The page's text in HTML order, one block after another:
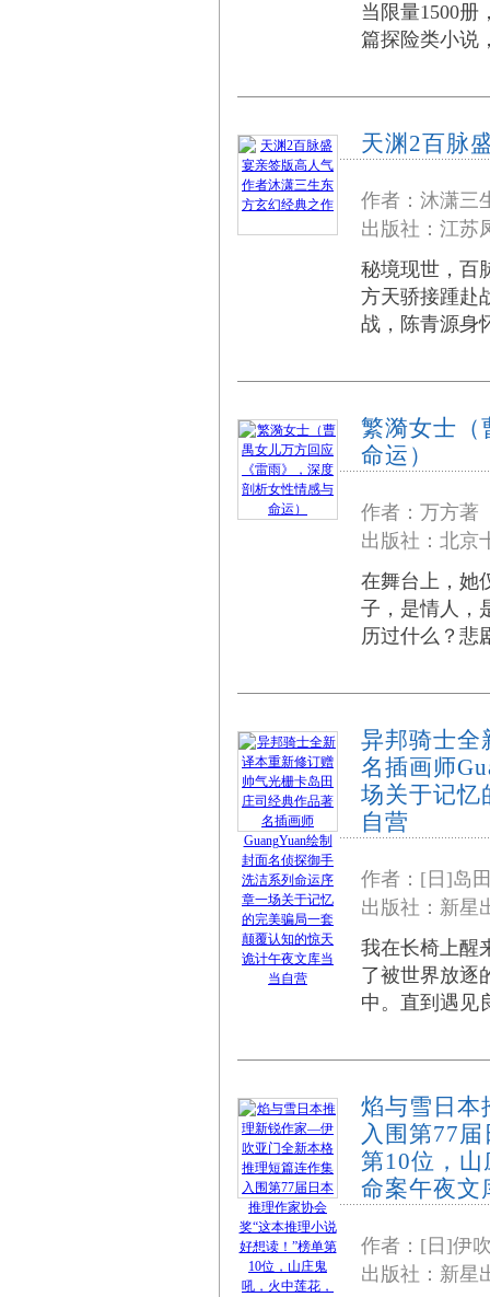
当限量1500册
篇探险类小说
天渊2百脉
作者：沐潇三
出版社：江
秘境现世，百
方天骄接踵赴
战，陈青源身
繁漪女士（
命运）
作者：万方著
出版社：北
在舞台上，她
子，是情人，
历过什么？悲
异邦骑士全
名插画师
场关于记忆
自营
作者：[日]岛
出版社：新
我在长椅上醒
了被世界放逐
中。直到遇见
焰与雪日
入围第77
第10位，
命案午夜文
作者：[日]伊
出版社：新